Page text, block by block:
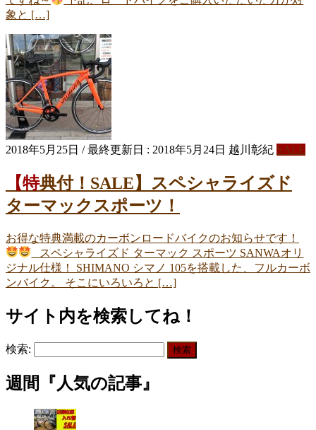
象と […]
2018年5月25日 / 最終更新日 : 2018年5月24日 越川彰紀 SALE
【特典付！SALE】スペシャライズド
ターマックスポーツ！
お得な特典満載のカーボンロードバイクのお知らせです！
スペシャライズド ターマック スポーツ SANWAオリ
ジナル仕様！ SHIMANO シマノ 105を搭載した、フルカーボ
ンバイク。 そこにいろいろと […]
サイト内を検索してね！
検索:
週間『人気の記事』